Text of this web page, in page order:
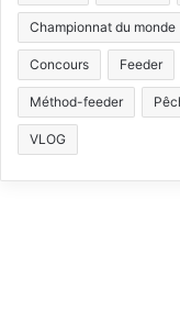
Championnat du monde
Concours Feeder
Méthod-feeder
VLOG